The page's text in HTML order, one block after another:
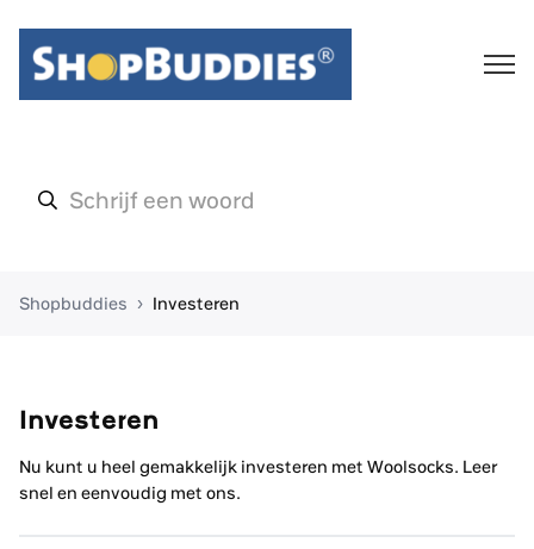
Shopbuddies Investeren
Investeren
Nu kunt u heel gemakkelijk investeren met Woolsocks. Leer
snel en eenvoudig met ons.